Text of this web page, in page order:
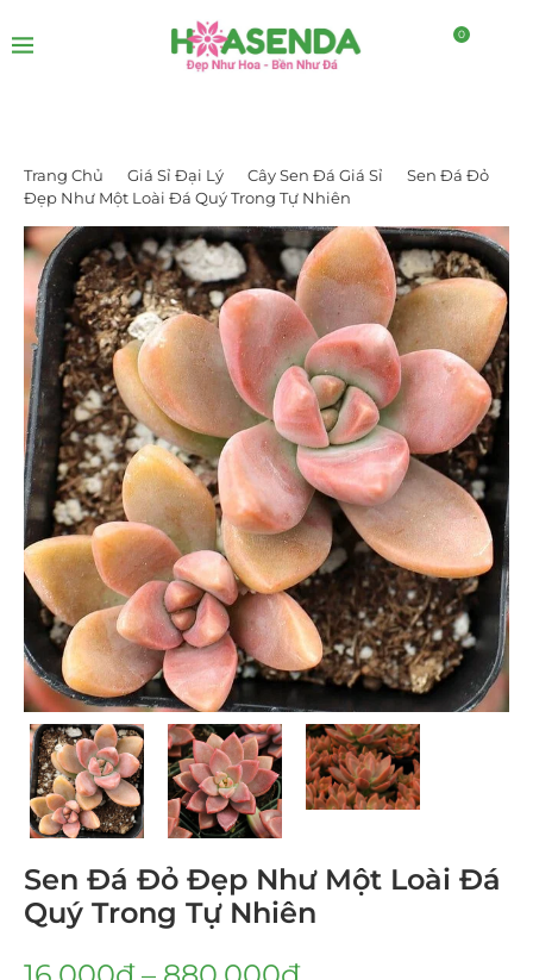
0
Trang Chủ Giá Sỉ Đại Lý Cây Sen Đá Giá Sỉ
Sen Đá Đỏ
Đẹp Như Một Loài Đá Quý Trong Tự Nhiên
Sen Đá Đỏ Đẹp Như Một Loài Đá
Quý Trong Tự Nhiên